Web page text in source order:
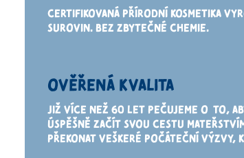
CERTIFIKOVANÁ PŘÍRODNÍ KOSMETIKA
SUROVIN. BEZ ZBYTEČNÉ CHEMIE.
OVĚŘENÁ KVALITA
JIŽ VÍCE NEŽ 60 LET PEČUJEME O TO,
ÚSPĚŠNĚ ZAČÍT SVOU CESTU
PŘEKONAT VEŠKERÉ POČÁTEČNÍ VÝZVY,